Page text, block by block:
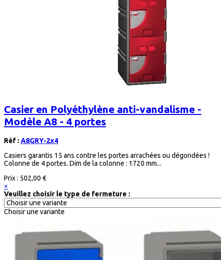
Casier en Polyéthylène anti-vandalisme -
Modèle A8 - 4 portes
Réf : A8GRY-2x4
Casiers garantis 15 ans contre les portes arrachées ou dégondées !
Colonne de 4 portes. Dim de la colonne : 1720 mm...
Prix : 502,00 €
×
Veuillez choisir le type de fermeture :
Choisir une variante